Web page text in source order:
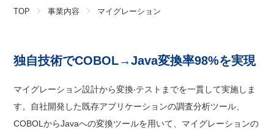
TOP 事業内容 マイグレーション
独自技術でCOBOL→Java変換率98%を実現
マイグレーション設計から変換‧テストまでを一貫して実施しま
す。自社開発した既存アプリケーションの調査分析ツール、
COBOLからJavaへの変換ツールを用いて、マイグレーションの